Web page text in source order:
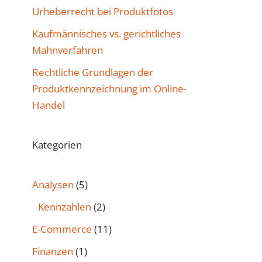
Urheberrecht bei Produktfotos
Kaufmännisches vs. gerichtliches
Mahnverfahren
Rechtliche Grundlagen der
Produktkennzeichnung im Online-
Handel
Kategorien
Analysen (5)
Kennzahlen (2)
E-Commerce (11)
Finanzen (1)